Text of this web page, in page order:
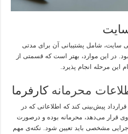
سایت، شامل پشتیبانی آن برای مدتی
در این موارد، بهتر است که قسمتی از
این مرحله انجام پذیرد.
محرمانه کارفرما
پیش‌بینی کند که اطلاعاتی که در
وی قرار می‌دهد، محرمانه بوده و درصورت
مشخصی باید تعیین شود. نکته‌ی مهم